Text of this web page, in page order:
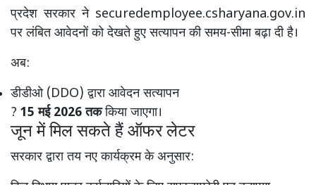
प्रदेश सरकार ने securedemployee.csharyana.gov.in
पर लंबित आवेदनों को देखते हुए सत्यापन की समय-सीमा बढ़ा दी है।
अब:
डीडीओ (DDO) द्वारा आवेदन सत्यापन
? 15 मई 2026 तककिया जाएगा।
जून में मिल सकते हैं ऑफर लेटर
सरकार द्वारा तय नए कार्यक्रम के अनुसार: